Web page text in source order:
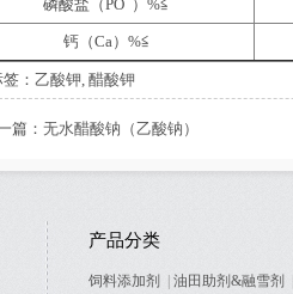
磷酸盐（PO ）%≦
钙（Ca）%≦
： 乙酸钾, 醋酸钾
篇： 无水醋酸钠（乙酸钠）
产品分类
饲料添加剂 油田助剂&融雪剂